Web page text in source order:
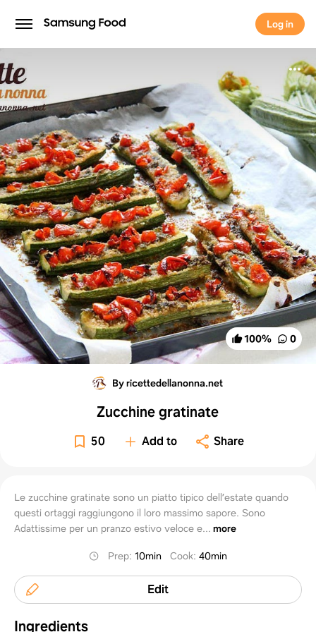
Log in
Log in
100% 0
By ricettedellanonna.net
Zucchine gratinate
50 Add to Share
Le zucchine gratinate sono un piatto tipico dell’estate quando
questi ortaggi raggiungono il loro massimo sapore. Sono
Adattissime per un pranzo estivo veloce e... more
Prep:10min Cook:40min
Edit
Ingredients